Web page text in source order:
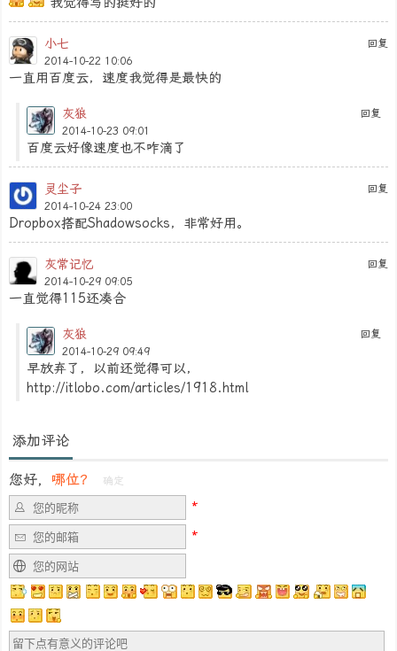
回复
小七
2014-10-22 10:06
一直用百度云，速度我觉得是最快的
回复
灰狼
2014-10-23 09:01
百度云好像速度也不咋滴了
回复
灵尘子
2014-10-24 23:00
Dropbox搭配Shadowsocks，非常好用。
回复
灰常记忆
2014-10-29 09:05
一直觉得115还凑合
回复
灰狼
2014-10-29 09:49
早放弃了，以前还觉得可以，
http://itlobo.com/articles/1918.html
添加评论
您好， 哪位？ 确定